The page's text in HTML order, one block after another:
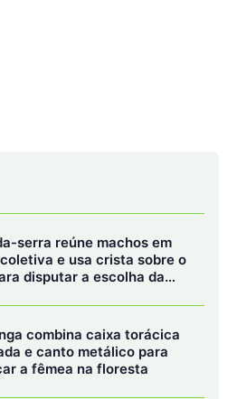
históricas, secas severas,
das queimadas se tornaram
anos, essa ponte entre
comunidades ganha relevância
os mais vulneráveis aos
da região amazônica.